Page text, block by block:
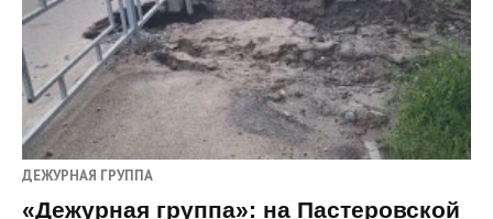
ДЕЖУРНАЯ ГРУППА
«Дежурная группа»: на Пастеровской